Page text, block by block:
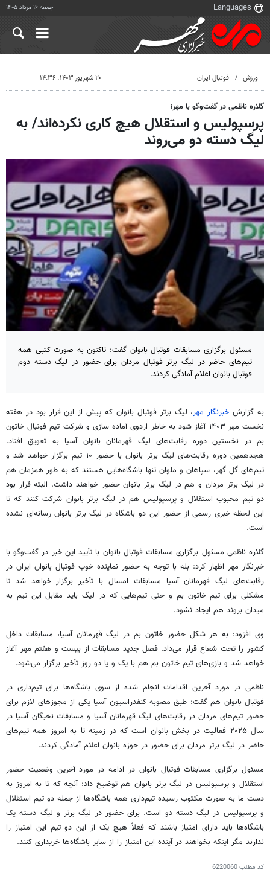
جمعه ۱۶ مرداد ۱۴۰۵
ورزش فوتبال ایران ۲۰ شهریور ۱۴۰۳، ۱۴:۳۶
گلاره ناظمی در گفت‌وگو با مهر؛
پرسپولیس و استقلال هیچ کاری نکرده‌اند/ به
لیگ دسته دو می‌روند
مسئول برگزاری مسابقات فوتبال بانوان گفت: تاکنون به صورت کتبی همه
تیم‌های حاضر در لیگ برتر فوتبال مردان برای حضور در لیگ دسته دوم
فوتبال بانوان اعلام آمادگی کردند.
به گزارش خبرنگار مهر، لیگ برتر فوتبال بانوان که پیش از این قرار بود در هفته
نخست مهر ۱۴۰۳ آغاز شود به خاطر اردوی آماده سازی و شرکت تیم فوتبال خاتون
بم در نخستین دوره رقابت‌های لیگ قهرمانان بانوان آسیا به تعویق افتاد.
هجدهمین دوره رقابت‌های لیگ برتر بانوان با حضور ۱۰ تیم برگزار خواهد شد و
تیم‌های گل گهر، سپاهان و ملوان تنها باشگاه‌هایی هستند که به طور همزمان هم
در لیگ برتر مردان و هم در لیگ برتر بانوان حضور خواهند داشت. البته قرار بود
دو تیم محبوب استقلال و پرسپولیس هم در لیگ برتر بانوان شرکت کنند که تا
این لحظه خبری رسمی از حضور این دو باشگاه در لیگ برتر بانوان رسانه‌ای نشده
است.
گلاره ناظمی مسئول برگزاری مسابقات فوتبال بانوان با تأیید این خبر در گفت‌وگو با
خبرنگار مهر اظهار کرد: بله با توجه به حضور نماینده خوب فوتبال بانوان ایران در
رقابت‌های لیگ قهرمانان آسیا مسابقات امسال با تأخیر برگزار خواهد شد تا
مشکلی برای تیم خاتون بم و حتی تیم‌هایی که در لیگ باید مقابل این تیم به
میدان بروند هم ایجاد نشود.
وی افزود: به هر شکل حضور خاتون بم در لیگ قهرمانان آسیا، مسابقات داخل
کشور را تحت شعاع قرار می‌داد. فصل جدید مسابقات از بیست و هفتم مهر آغاز
خواهد شد و بازی‌های تیم خاتون بم هم با یک و یا دو روز تأخیر برگزار می‌شود.
ناظمی در مورد آخرین اقدامات انجام شده از سوی باشگاه‌ها برای تیم‌داری در
فوتبال بانوان هم گفت: طبق مصوبه کنفدراسیون آسیا یکی از مجوزهای لازم برای
حضور تیم‌های مردان در رقابت‌های لیگ قهرمانان آسیا و مسابقات نخبگان آسیا در
سال ۲۰۲۵ فعالیت در بخش بانوان است که در زمینه تا به امروز همه تیم‌های
حاضر در لیگ برتر مردان برای حضور در حوزه بانوان اعلام آمادگی کردند.
مسئول برگزاری مسابقات فوتبال بانوان در ادامه در مورد آخرین وضعیت حضور
استقلال و پرسپولیس در لیگ برتر بانوان هم توضیح داد: آنچه که تا به امروز به
دست ما به صورت مکتوب رسیده تیم‌داری همه باشگاه‌ها از جمله دو تیم استقلال
و پرسپولیس در لیگ دسته دو است. برای حضور در لیگ برتر و لیگ دسته یک
باشگاه‌ها باید دارای امتیاز باشند که فعلاً هیچ یک از این دو تیم این امتیاز را
ندارند مگر اینکه بخواهند در آینده این امتیاز را از سایر باشگاه‌ها خریداری کنند.
کد مطلب6220060